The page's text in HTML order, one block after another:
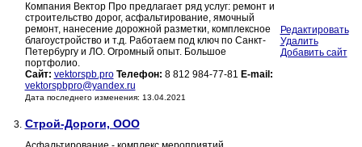
Компания Вектор Про предлагает ряд услуг: ремонт и
строительство дорог, асфальтирование, ямочный
ремонт, нанесение дорожной разметки, комплексное
благоустройство и т.д. Работаем под ключ по Санкт-
Петербургу и ЛО. Огромный опыт. Большое
портфолио.
Сайт: vektorspb.pro Телефон: 8 812 984-77-81 E-mail:
vektorspbpro@yandex.ru
Дата последнего изменения: 13.04.2021
Редактировать
Удалить
Добавить сайт
3. Строй-Дороги, ООО